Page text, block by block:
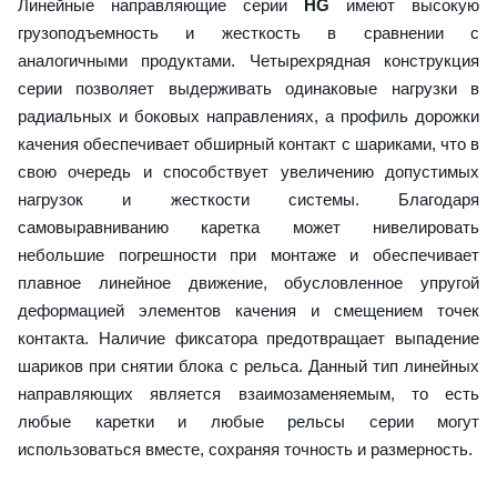
Линейные направляющие серии HG имеют высокую
грузоподъемность и жесткость в сравнении с
аналогичными продуктами. Четырехрядная конструкция
серии позволяет выдерживать одинаковые нагрузки в
радиальных и боковых направлениях, а профиль дорожки
качения обеспечивает обширный контакт с шариками, что в
свою очередь и способствует увеличению допустимых
нагрузок и жесткости системы. Благодаря
самовыравниванию каретка может нивелировать
небольшие погрешности при монтаже и обеспечивает
плавное линейное движение, обусловленное упругой
деформацией элементов качения и смещением точек
контакта. Наличие фиксатора предотвращает выпадение
шариков при снятии блока с рельса. Данный тип линейных
направляющих является взаимозаменяемым, то есть
любые каретки и любые рельсы серии могут
использоваться вместе, сохраняя точность и размерность.